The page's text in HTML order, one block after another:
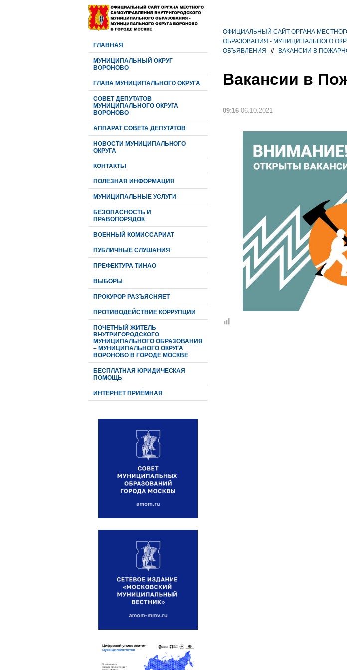
ГЛАВНАЯ
МУНИЦИПАЛЬНЫЙ ОКРУГ
ВОРОНОВО
ГЛАВА МУНИЦИПАЛЬНОГО ОКРУГА
CОВЕТ ДЕПУТАТОВ
МУНИЦИПАЛЬНОГО ОКРУГА
ВОРОНОВО
АППАРАТ СОВЕТА ДЕПУТАТОВ
НОВОСТИ МУНИЦИПАЛЬНОГО
ОКРУГА
КОНТАКТЫ
ПОЛЕЗНАЯ ИНФОРМАЦИЯ
МУНИЦИПАЛЬНЫЕ УСЛУГИ
БЕЗОПАСНОСТЬ И
ПРАВОПОРЯДОК
ВОЕННЫЙ КОМИССАРИАТ
ПУБЛИЧНЫЕ СЛУШАНИЯ
ПРЕФЕКТУРА ТИНАО
ВЫБОРЫ
ПРОКУРОР РАЗЪЯСНЯЕТ
ПРОТИВОДЕЙСТВИЕ КОРРУПЦИИ
ПОЧЕТНЫЙ ЖИТЕЛЬ
ВНУТРИГОРОДСКОГО
МУНИЦИПАЛЬНОГО ОБРАЗОВАНИЯ
– МУНИЦИПАЛЬНОГО ОКРУГА
ВОРОНОВО В ГОРОДЕ МОСКВЕ
БЕСПЛАТНАЯ ЮРИДИЧЕСКАЯ
ПОМОЩЬ
ИНТЕРНЕТ ПРИЁМНАЯ
ОФИЦИАЛЬНЫЙ САЙТ ОРГАНА
ОБРАЗОВАНИЯ - МУНИЦИПАЛЬНОГО
ОБЪЯВЛЕНИЯ
// ВАКАНСИИ В
Вакансии в
09:16 06.10.2021